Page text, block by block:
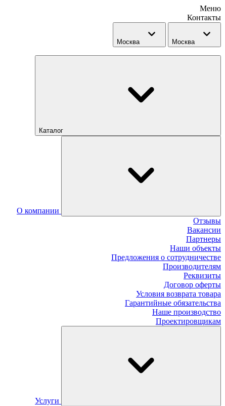
Меню
Контакты
Москва Москва
Каталог
О компании
Отзывы
Вакансии
Партнеры
Наши объекты
Предложения о сотрудничестве
Производителям
Реквизиты
Договор оферты
Условия возврата товара
Гарантийные обязательства
Наше производство
Проектировщикам
Услуги